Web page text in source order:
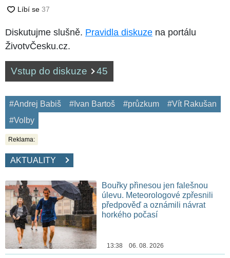
Diskutujme slušně. Pravidla diskuze na portálu
ŽivotvČesku.cz.
Vstup do diskuze 45
#Andrej Babiš #Ivan Bartoš #průzkum
#Vít Rakušan
#Volby
Reklama:
AKTUALITY
Bouřky přinesou jen falešnou
úlevu. Meteorologové zpřesnili
předpověď a oznámili návrat
horkého počasí
13:38 06. 08. 2026